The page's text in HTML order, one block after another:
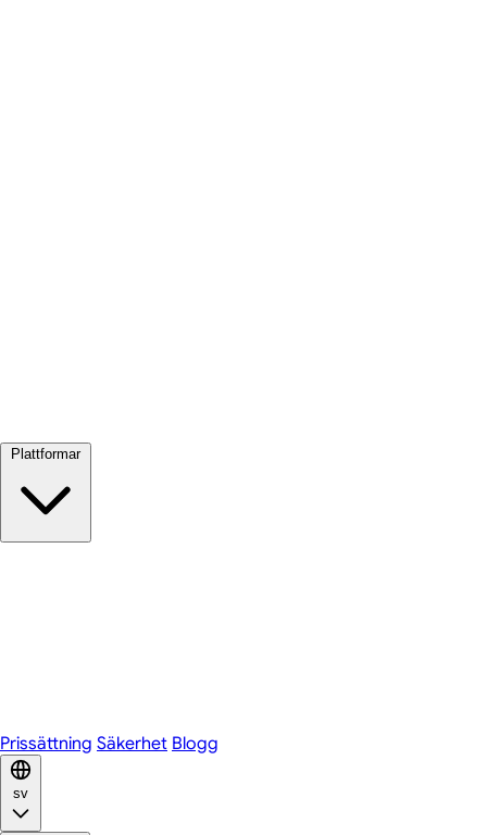
Plattformar
Prissättning Säkerhet Blogg
sv